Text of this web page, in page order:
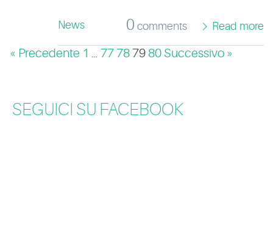
News 0 comments Read more
« Precedente 1 77 78 79 80 Successivo »
SEGUICI SU FACEBOOK